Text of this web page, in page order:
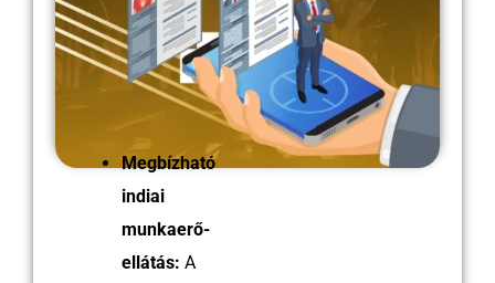
Megbízható
indiai
munkaerő-
ellátás: A